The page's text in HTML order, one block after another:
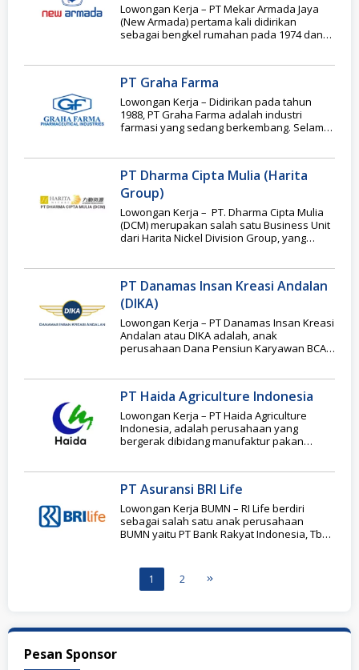
Lowongan Kerja – PT Mekar Armada Jaya
(New Armada) pertama kali didirikan
sebagai bengkel rumahan pada 1974 dan
PT Graha Farma
Lowongan Kerja – Didirikan pada tahun
1988, PT Graha Farma adalah industri
farmasi yang sedang berkembang. Selama
PT Dharma Cipta Mulia (Harita
Group)
Lowongan Kerja – PT. Dharma Cipta Mulia
(DCM) merupakan salah satu Business Unit
dari Harita Nickel Division Group, yang
PT Danamas Insan Kreasi Andalan
(DIKA)
Lowongan Kerja – PT Danamas Insan Kreasi
Andalan atau DIKA adalah, anak
perusahaan Dana Pensiun Karyawan BCA.
PT Haida Agriculture Indonesia
Lowongan Kerja – PT Haida Agriculture
Indonesia, adalah perusahaan yang
bergerak dibidang manufaktur pakan
PT Asuransi BRI Life
Lowongan Kerja BUMN – RI Life berdiri
sebagai salah satu anak perusahaan
BUMN yaitu PT Bank Rakyat Indonesia, Tbk
1 2
Pesan Sponsor